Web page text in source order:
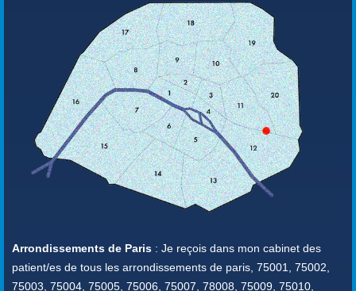
Arrondissements de Paris : Je reçois dans mon cabinet des
patient/es de tous les arrondissements de paris, 75001, 75002,
75003, 75004, 75005, 75006, 75007, 78008, 75009, 75010,